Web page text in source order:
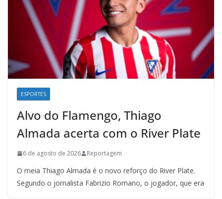
ESPORTES
Alvo do Flamengo, Thiago
Almada acerta com o River Plate
6 de agosto de 2026 Reportagem
O meia Thiago Almada é o novo reforço do River Plate.
Segundo o jornalista Fabrizio Romano, o jogador, que era